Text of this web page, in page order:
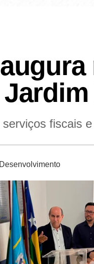
fiscais
Desenvolvimento